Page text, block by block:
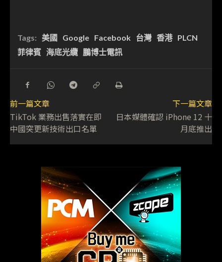
Tags: 美國 Google Facebook 台灣 香港 PLCN
菲律賓 海底光纜 鵬博士電訊
前一篇文章
TikTok 業務出售落實在即
中國突更新技術出口名單
下一篇文章
日本媒體確認 iPhone 12 十
月底推出